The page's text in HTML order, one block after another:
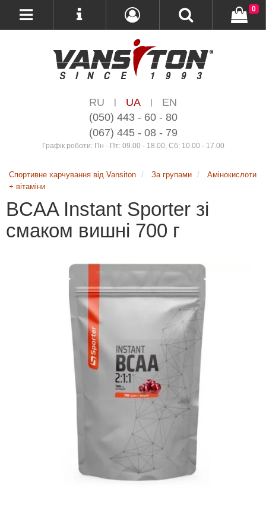
RU | UA |
EN
(050) 443 - 60 - 80
(067) 445 - 08 - 79
Графік роботи: Пн - Пт: 09.00 - 18.00, Сб: 10.00 - 17.00
0
Спортивне харчування від Vansiton За групами
Амінокислоти
+ вітаміни
BCAA Instant Sporter зі
смаком вишні 700 г